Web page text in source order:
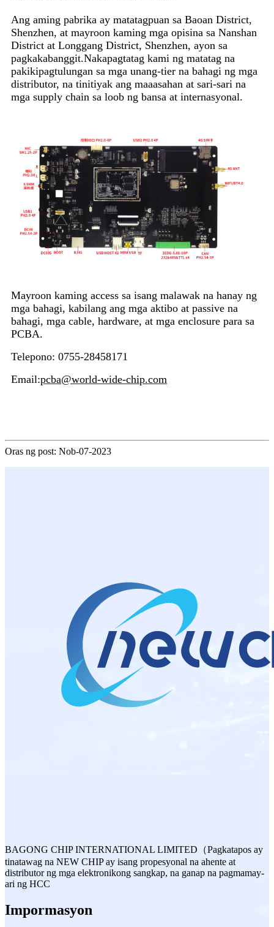
Ang aming pabrika ay matatagpuan sa Baoan District,
Shenzhen, at mayroon kaming mga opisina sa Nanshan
District at Longgang District, Shenzhen, ayon sa
pagkakabanggit.Nakapagtatag kami ng matatag na
pakikipagtulungan sa mga unang-tier na bahagi ng mga
distributor, na tinitiyak ang maaasahan at sari-sari na
mga supply chain sa loob ng bansa at internasyonal.
Mayroon kaming access sa isang malawak na hanay ng
mga bahagi, kabilang ang mga aktibo at passive na
bahagi, mga cable, hardware, at mga enclosure para sa
PCBA.
Telepono: 0755-28458171
Email:pcba@world-wide-chip.com
Oras ng post: Nob-07-2023
BAGONG CHIP INTERNATIONAL LIMITED（Pagkatapos ay
tinatawag na NEW CHIP ay isang propesyonal na ahente at
distributor ng mga elektronikong sangkap, na ganap na pagmamay-
ari ng HCC
Impormasyon